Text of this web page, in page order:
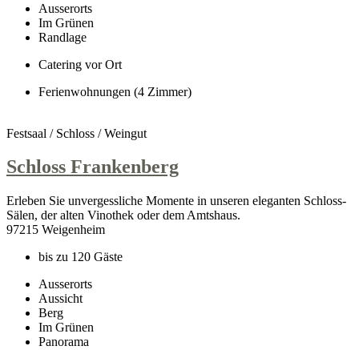
Ausserorts
Im Grünen
Randlage
Catering vor Ort
Ferienwohnungen (4 Zimmer)
Festsaal / Schloss / Weingut
Schloss Frankenberg
Erleben Sie unvergessliche Momente in unseren eleganten Schloss-
Sälen, der alten Vinothek oder dem Amtshaus.
97215 Weigenheim
bis zu 120 Gäste
Ausserorts
Aussicht
Berg
Im Grünen
Panorama